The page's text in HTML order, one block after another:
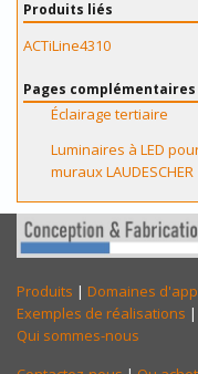
Produits liés
ACTiLine4310
Pages complémentaires
Éclairage tertiaire
Luminaires à LED
muraux LAUDESCHER
Produits | Domaines
Exemples de réalisations |
Qui sommes-nous